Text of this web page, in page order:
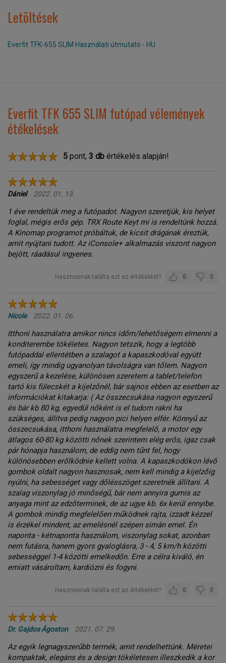
Letöltések
Everfit TFK-655 SLIM Használati útmutató - HU
Everfit TFK 655 SLIM futópad vélemények
étékelések
5 pont, 3 db értékelés alapján!
Dániel 2022. 01. 13.
1 éve rendeltük meg a futópadot. Nagyon szeretjük, kis helyet
foglal, mégis erős gép. TRX Route Keyt mi is rendeltünk hozzá.
A Kinomap programot próbáltuk, de kicsit drágának éreztük,
amit nyújtani tudott. Az iConsole+ alkalmazás viszont nagyon
bejött, ráadásul ingyenes.
Hasznosnak találta ezt az értékelést? 0
0
Nicole 2022. 01. 06.
Itthoni használatra amikor nincs időm/lehetőségem elmenni a
konditerembe tökéletes. Nagyon tetszik, hogy a legtöbb
futópaddal ellentétben a szalagot a kapaszkodóval együtt
emeli, így mindig ugyanolyan távolságra van tőlem. Nagyon
egyszerű a kezelése, különösen szeretem a tablet/telefon
tartó kis fülecskét a kijelzőnél, bár sajnos ebben az esetben az
információkat kitakarja: ( Az összecsukása nagyon egyszerű
és bár kb 80 kg, egyedül nőként is el tudom rakni ha
szükséges, állítva pedig nagyon pici helyen elfér. Könnyű az
összecsukása, itthoni használatra megfelelő, a motor egy
átlagos 60-80 kg közötti nőnek szerintem elég erős, igaz csak
pár hónapja használom, de eddig nem tűnt fel, hogy
különösebben erőlködnie kellett volna. A kapaszkodókon lévő
gombok oldalt nagyon hasznosak, nem kell mindig a kijelzőig
nyúlni, ha sebességet vagy dőlésszöget szeretnék állítani. A
szalag viszonylag jó minőségű, bár nem annyira gumis az
anyaga mint az edzőterminek, de az ugye kb. 6x kerül ennyibe.
A gombok mindig megfelelően működnek rajta, izzadt kézzel
is érzékel mindent, az emelésnél szépen simán emel. Én
naponta - kétnaponta használom, viszonylag sokat, azonban
nem futásra, hanem gyors gyaloglásra, 3 - 4, 5 km/h közötti
sebességgel 1-4 közötti emelkedőn. Erre a célra kiváló, én
emiatt vásároltam, kardiózni és fogyni.
Hasznosnak találta ezt az értékelést? 0
0
Dr. Gajdos Ágoston 2021. 07. 29.
Az egyik legnagyszerűbb termék, amit rendelhettünk. Méretei
kompaktak, elegáns és a design tökéletesen illeszkedik a kor